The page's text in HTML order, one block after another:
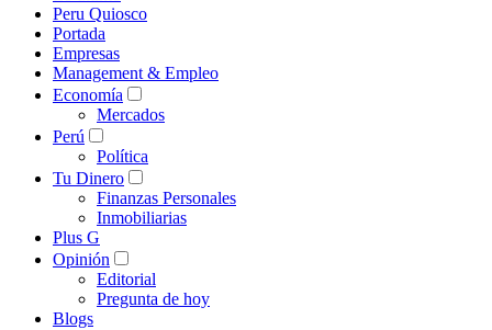
Peru Quiosco
Portada
Empresas
Management & Empleo
Economía
Mercados
Perú
Política
Tu Dinero
Finanzas Personales
Inmobiliarias
Plus G
Opinión
Editorial
Pregunta de hoy
Blogs